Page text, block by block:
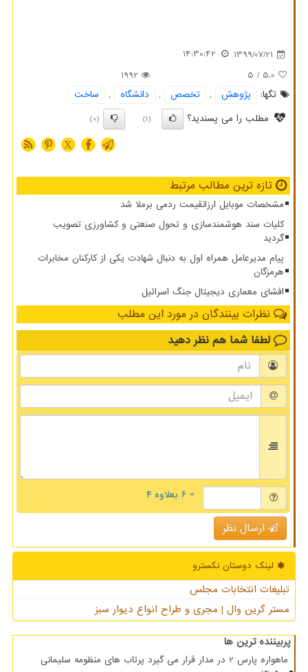
1399/07/21
14:30:42
5.0
/ 5
1992
تگها:
پژوهش , تخصص , دانشگاه ,
ساخت
مطلب را می پسندید؟
(1)
(0)
X
تازه ترین مطالب مرتبط
مشخصات موبایل ارزانقیمت ردمی برملا شد
کلیات سند هوشمندسازی و تحول صنعتی و کشاورزی تصویب
گردید
پیام مدیرعامل همراه اول به دنبال شهادت یکی از کارکنان مخابرات
هرمزگان
افشای معماری دیجیتال جنگ اسرائیل
نظرات بینندگان در مورد این مطلب
لطفا شما هم نظر دهید
= ۶ بعلاوه ۴
ارسال نظر
لینک دوستان نكسترو
تبلیغات انتخابات مجلس
مستر گرین وال | مجری و طراح انواع دیوار سبز
پربیننده ترین ها
ماهواره پارس 2 در مدار قرار می گیرد پرتاب های منظومه سلیمانی